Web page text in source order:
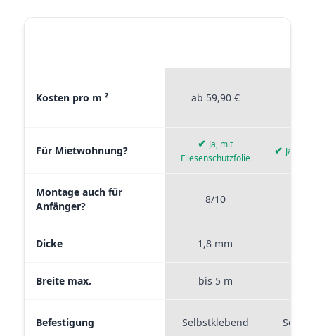
Kosten pro m ² ab 59,90 €
Für Mietwohnung?
✔ Ja, mit
Fliesenschutzfolie
✔ Ja,
Montage auch für
Anfänger?
8/10
Dicke 1,8 mm
Breite max. bis 5 m
Befestigung Selbstklebend